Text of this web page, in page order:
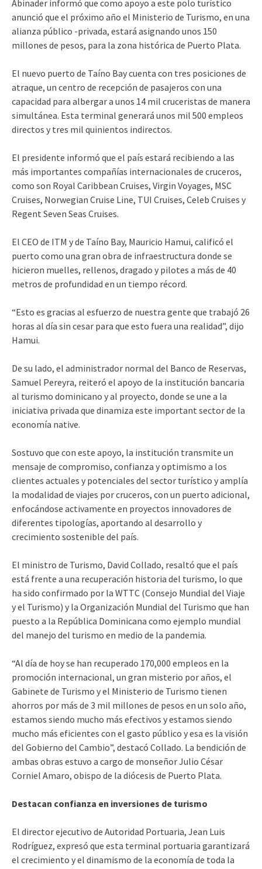
Abinader informó que como apoyo a este polo turístico
anunció que el próximo año el Ministerio de Turismo, en una
alianza público -privada, estará asignando unos 150
millones de pesos, para la zona histórica de Puerto Plata.
El nuevo puerto de Taíno Bay cuenta con tres posiciones de
atraque, un centro de recepción de pasajeros con una
capacidad para albergar a unos 14 mil cruceristas de manera
simultánea. Esta terminal generará unos mil 500 empleos
directos y tres mil quinientos indirectos.
El presidente informó que el país estará recibiendo a las
más importantes compañías internacionales de cruceros,
como son Royal Caribbean Cruises, Virgin Voyages, MSC
Cruises, Norwegian Cruise Line, TUI Cruises, Celeb Cruises y
Regent Seven Seas Cruises.
El CEO de ITM y de Taíno Bay, Mauricio Hamui, calificó el
puerto como una gran obra de infraestructura donde se
hicieron muelles, rellenos, dragado y pilotes a más de 40
metros de profundidad en un tiempo récord.
“Esto es gracias al esfuerzo de nuestra gente que trabajó 26
horas al día sin cesar para que esto fuera una realidad”, dijo
Hamui.
De su lado, el administrador normal del Banco de Reservas,
Samuel Pereyra, reiteró el apoyo de la institución bancaria
al turismo dominicano y al proyecto, donde se une a la
iniciativa privada que dinamiza este important sector de la
economía native.
Sostuvo que con este apoyo, la institución transmite un
mensaje de compromiso, confianza y optimismo a los
clientes actuales y potenciales del sector turístico y amplía
la modalidad de viajes por cruceros, con un puerto adicional,
enfocándose activamente en proyectos innovadores de
diferentes tipologías, aportando al desarrollo y
crecimiento sostenible del país.
El ministro de Turismo, David Collado, resaltó que el país
está frente a una recuperación historia del turismo, lo que
ha sido confirmado por la WTTC (Consejo Mundial del Viaje
y el Turismo) y la Organización Mundial del Turismo que han
puesto a la República Dominicana como ejemplo mundial
del manejo del turismo en medio de la pandemia.
“Al día de hoy se han recuperado 170,000 empleos en la
promoción internacional, un gran misterio por años, el
Gabinete de Turismo y el Ministerio de Turismo tienen
ahorros por más de 3 mil millones de pesos en un solo año,
estamos siendo mucho más efectivos y estamos siendo
mucho más eficientes con el gasto público y esa es la visión
del Gobierno del Cambio”, destacó Collado. La bendición de
ambas obras estuvo a cargo de monseñor Julio César
Corniel Amaro, obispo de la diócesis de Puerto Plata.
Destacan confianza en inversiones de turismo
El director ejecutivo de Autoridad Portuaria, Jean Luis
Rodríguez, expresó que esta terminal portuaria garantizará
el crecimiento y el dinamismo de la economía de toda la